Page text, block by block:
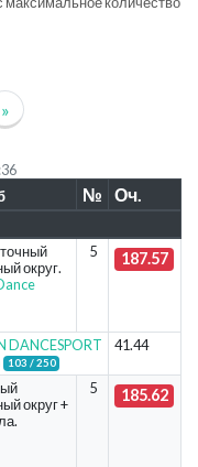
»
№ Оч.
округ.
5 187.57
DANCESPORT
103 / 250
41.44
округ +
5 185.62